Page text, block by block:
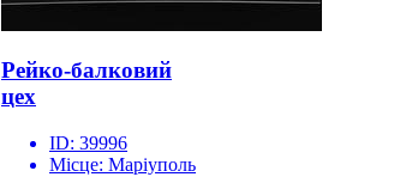
Рейко-балковий
цех
ID: 39996
Місце: Маріуполь